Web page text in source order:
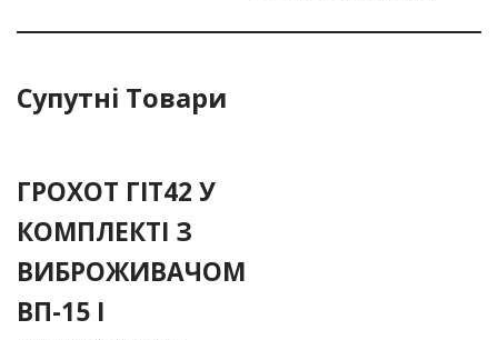
Супутні Товари
ГРОХОТ ГІТ42 У
КОМПЛЕКТІ З
ВИБРОЖИВАЧОМ
ВП-15 І